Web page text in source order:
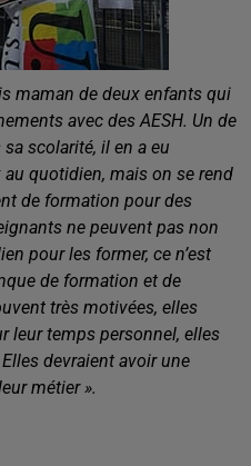
maman de deux enfants qui
avec des AESH. Un de
scolarité, il en a eu
quotidien, mais on se rend
de formation pour des
ne peuvent pas non
pour les former, ce n’est
de formation et de
très motivées, elles
leur temps personnel, elles
devraient avoir une
métier ».